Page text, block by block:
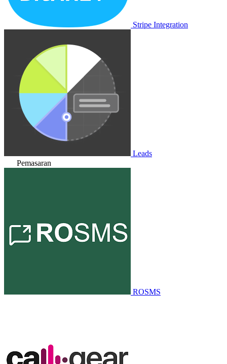
Stripe Integration
Leads
Pemasaran
ROSMS